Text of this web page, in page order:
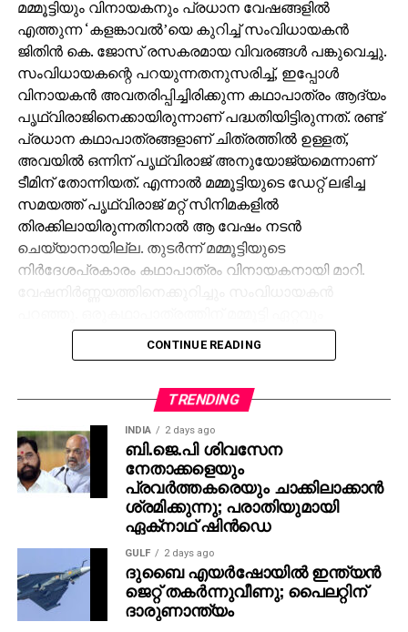
മമ്മൂട്ടിയും വിനായകനും പ്രധാന വേഷങ്ങളില്‍
എത്തുന്ന ‘കളങ്കാവല്‍’യെ കുറിച്ച് സംവിധായകന്‍
ജിതിന്‍ കെ. ജോസ് രസകരമായ വിവരങ്ങള്‍ പങ്കുവെച്ചു.
സംവിധായകന്റെ പറയുന്നതനുസരിച്ച്, ഇപ്പോള്‍
വിനായകന്‍ അവതരിപ്പിച്ചിരിക്കുന്ന കഥാപാത്രം ആദ്യം
പൃഥ്വിരാജിനെക്കായിരുന്നാണ് പദ്ധതിയിട്ടിരുന്നത്. രണ്ട്
പ്രധാന കഥാപാത്രങ്ങളാണ് ചിത്രത്തില്‍ ഉള്ളത്,
അവയില്‍ ഒന്നിന് പൃഥ്വിരാജ് അനുയോജ്യമെന്നാണ്
ടീമിന് തോന്നിയത്. എന്നാല്‍ മമ്മൂട്ടിയുടെ ഡേറ്റ് ലഭിച്ച
സമയത്ത് പൃഥ്വിരാജ് മറ്റ് സിനിമകളില്‍
തിരക്കിലായിരുന്നതിനാല്‍ ആ വേഷം നടന്‍
ചെയ്യാനായില്ല. തുടര്‍ന്ന് മമ്മൂട്ടിയുടെ
നിര്‍ദേശപ്രകാരം കഥാപാത്രം വിനായകനായി മാറി.
അനുയോജ്യനാണെന്ന് തോന്നിയതിനാല്‍
എക്‌സിക്യൂട്ടീവ് പ്രൊഡ്യൂസര്‍ വിവേക് ദാമോദരന്‍
തങ്ങള്‍ക്ക് മനസ്സിലുണ്ടായിരുന്നതുപോലെ തന്നെയാണ്
പൃഥ്വിരാജും ആ വേഷം മമ്മൂക്ക ചെയ്യണം എന്ന്
നിര്‍ദേശിച്ചതെന്നും അദ്ദേഹം വെളിപ്പെടുത്തി. ജിതിന്‍
കെ. ജോസ് പറഞ്ഞു പോലെ, വിനായകന്‍ അവതരിപ്പിച്ച
വേഷം തന്നെയാണ് ആദ്യം പൃഥ്വിരാജിന്
പരിഗണിച്ചത്. മമ്മൂട്ടി കമ്പനി നിര്‍മിച്ച ‘കളങ്കാവല്‍’
നവംബര്‍ 27ന് തീയേറ്ററുകളില്‍ റിലീസ് ചെയ്യും.
CONTINUE READING
TRENDING
INDIA 2 days ago
ബി.ജെ.പി ശിവസേന
നേതാക്കളെയും
പ്രവര്‍ത്തകരെയും ചാക്കിലാക്കാന്‍
ശ്രമിക്കുന്നു; പരാതിയുമായി
ഏക്‌നാഥ് ഷിന്‍ഡെ
GULF 2 days ago
ദുബൈ എയര്‍ഷോയില്‍ ഇന്ത്യന്‍
ജെറ്റ് തകര്‍ന്നുവീണു; പൈലറ്റിന്
ദാരുണാന്ത്യം